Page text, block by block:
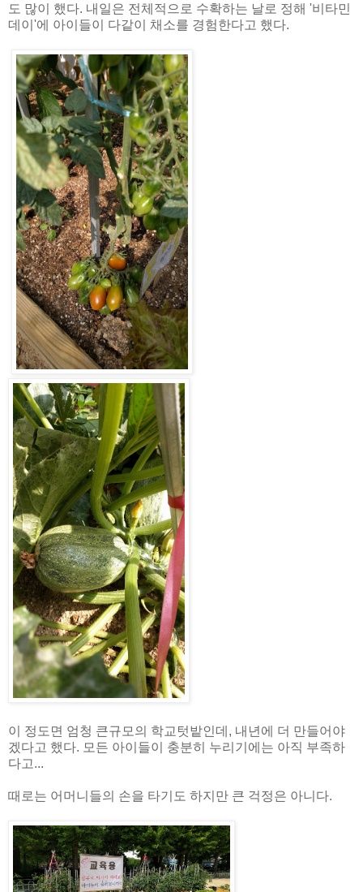
도 많이 했다. 내일은 전체적으로 수확하는 날로 정해 '비타민
데이'에 아이들이 다같이 채소를 경험한다고 했다.
이 정도면 엄청 큰규모의 학교텃밭인데, 내년에 더 만들어야
겠다고 했다. 모든 아이들이 충분히 누리기에는 아직 부족하
다고...
때로는 어머니들의 손을 타기도 하지만 큰 걱정은 아니다.